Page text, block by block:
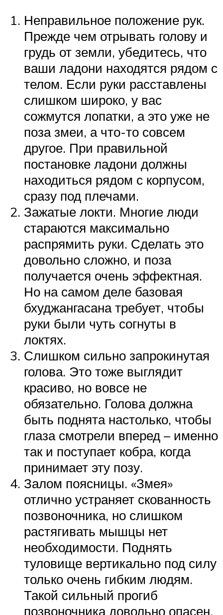
Неправильное положение рук.
Прежде чем отрывать голову и
грудь от земли, убедитесь, что
ваши ладони находятся рядом с
телом. Если руки расставлены
слишком широко, у вас
сожмутся лопатки, а это уже не
поза змеи, а что-то совсем
другое. При правильной
постановке ладони должны
находиться рядом с корпусом,
сразу под плечами.
Зажатые локти. Многие люди
стараются максимально
распрямить руки. Сделать это
довольно сложно, и поза
получается очень эффектная.
Но на самом деле базовая
бхуджангасана требует, чтобы
руки были чуть согнуты в
локтях.
Слишком сильно запрокинутая
голова. Это тоже выглядит
красиво, но вовсе не
обязательно. Голова должна
быть поднята настолько, чтобы
глаза смотрели вперед – именно
так и поступает кобра, когда
принимает эту позу.
Залом поясницы. «Змея»
отлично устраняет скованность
позвоночника, но слишком
растягивать мышцы нет
необходимости. Поднять
туловище вертикально под силу
только очень гибким людям.
Такой сильный прогиб
позвоночника довольно опасен,